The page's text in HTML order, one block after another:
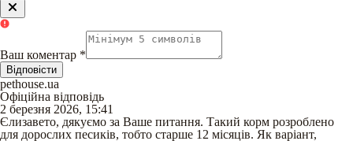
Ваш коментар *
Відповісти
pethouse.ua
Офіційна відповідь
2 березня 2026, 15:41
Єлизавето, дякуємо за Ваше питання. Такий корм розроблено
для дорослих песиків, тобто старше 12 місяців. Як варіант,